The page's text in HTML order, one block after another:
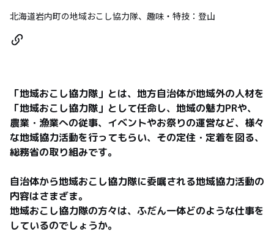
北海道岩内町の地域おこし協力隊、趣味・特技：登山
「地域おこし協力隊」とは、地方自治体が地域外の人材を
「地域おこし協力隊」として任命し、地域の魅力PRや、
農業・漁業への従事、イベントやお祭りの運営など、様々
な地域協力活動を行ってもらい、その定住・定着を図る、
総務省の取り組みです。
自治体から地域おこし協力隊に委嘱される地域協力活動の
内容はさまざま。
地域おこし協力隊の方々は、ふだん一体どのような仕事を
しているのでしょうか。